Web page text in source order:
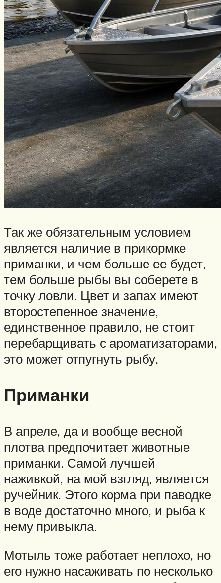
Так же обязательным условием
является наличие в прикормке
приманки, и чем больше ее будет,
тем больше рыбы вы соберете в
точку ловли. Цвет и запах имеют
второстепенное значение,
единственное правило, не стоит
перебарщивать с ароматизаторами,
это может отпугнуть рыбу.
Приманки
В апреле, да и вообще весной
плотва предпочитает животные
приманки. Самой лучшей
наживкой, на мой взгляд, является
ручейник. Этого корма при паводке
в воде достаточно много, и рыба к
нему привыкла.
Мотыль тоже работает неплохо, но
его нужно насаживать по несколько